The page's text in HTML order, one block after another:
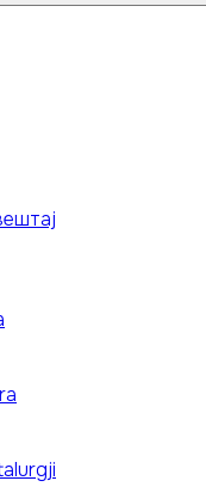
Search